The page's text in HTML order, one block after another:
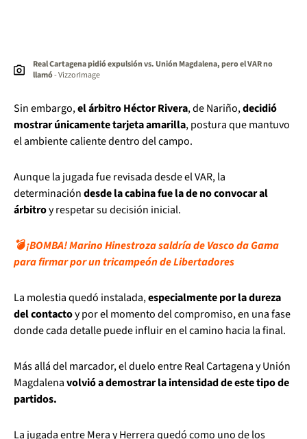
Real Cartagena pidió expulsión vs. Unión Magdalena, pero el VAR no
llamó- VizzorImage
Sin embargo,el árbitro Héctor Rivera, de Nariño,decidió
mostrar únicamente tarjeta amarilla, postura que mantuvo
el ambiente caliente dentro del campo.
Aunque la jugada fue revisada desde el VAR, la
determinacióndesde la cabina fue la de no convocar al
árbitroy respetar su decisión inicial.
💣 ¡BOMBA! Marino Hinestroza saldría de Vasco da Gama
para firmar por un tricampeón de Libertadores
La molestia quedó instalada,especialmente por la dureza
del contactoy por el momento del compromiso, en una fase
donde cada detalle puede influir en el camino hacia la final.
Más allá del marcador, el duelo entre Real Cartagena y Unión
Magdalenavolvió a demostrar la intensidad de este tipo de
partidos.
La jugada entre Mera y Herrera quedó como uno de los